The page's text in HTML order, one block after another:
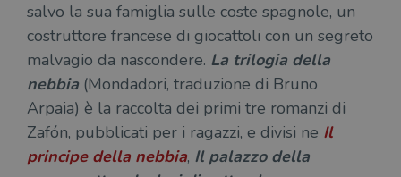
salvo la sua famiglia sulle coste spagnole, un
costruttore francese di giocattoli con un segreto
malvagio da nascondere. La trilogia della
nebbia (Mondadori, traduzione di Bruno
Arpaia) è la raccolta dei primi tre romanzi di
Zafón, pubblicati per i ragazzi, e divisi ne Il
principe della nebbia, Il palazzo della